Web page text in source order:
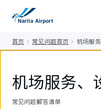
首页 常见问题首页 机场服
机场服务、
常见问题解答清单